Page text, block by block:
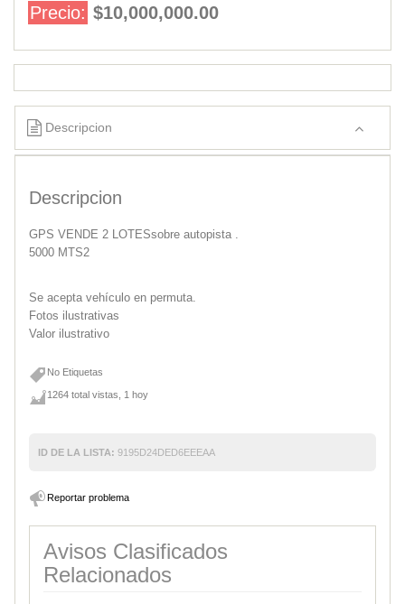
Precio: $10,000,000.00
Descripcion
Descripcion
GPS VENDE 2 LOTESsobre autopista .
5000 MTS2
Se acepta vehículo en permuta.
Fotos ilustrativas
Valor ilustrativo
No Etiquetas
1264 total vistas, 1 hoy
ID DE LA LISTA: 9195D24DED6EEEAA
Reportar problema
Avisos Clasificados
Relacionados